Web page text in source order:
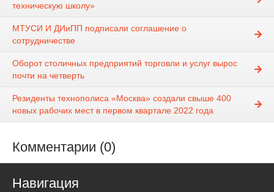
техническую школу»
МТУСИ И ДИиПП подписали соглашение о
сотрудничестве
Оборот столичных предприятий торговли и услуг вырос
почти на четверть
Резиденты технополиса «Москва» создали свыше 400
новых рабочих мест в первом квартале 2022 года
Комментарии (0)
Навигация